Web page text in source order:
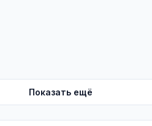
Показать ещё